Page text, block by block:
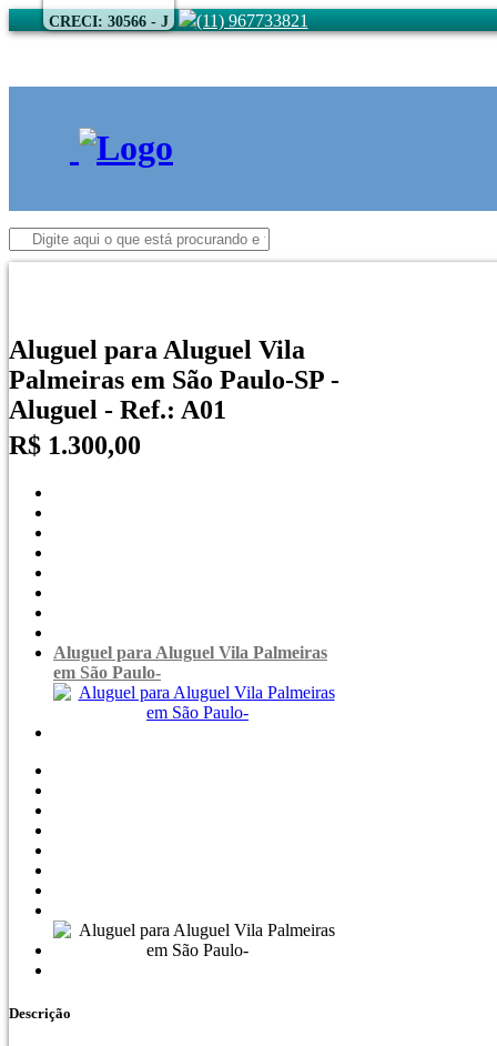
CRECI: 30566 - J (11) 967733821
Aluguel para Aluguel Vila
Palmeiras em São Paulo-SP -
Aluguel - Ref.: A01
R$ 1.300,00
Aluguel para Aluguel Vila Palmeiras
em São Paulo-
Descrição